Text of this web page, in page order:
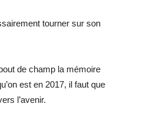
tourner sur son
de champ la mémoire
est en 2017, il faut que
l’avenir.